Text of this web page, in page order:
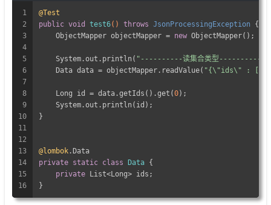
1
2
3
4
5
6
7
8
9
10
11
12
13
14
15
16
@Test
public void test6() throws JsonProcessingException {
    ObjectMapper objectMapper =
new ObjectMapper();
    System.out.println(
"----------读集合类型----------"
    Data data = objectMapper.readValue(
"{\"ids\" :
    Long id = data.getIds().get(
0);
    System.out.println(id);
}
@lombok .Data
private static class Data {
private List<Long> ids;
}